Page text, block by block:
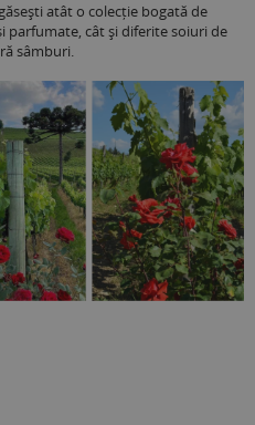
atât o colecție bogată de
cât și diferite soiuri de
sâmburi.